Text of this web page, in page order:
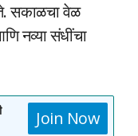
सकाळचा वेळ
नव्या संधींचा
Join Now